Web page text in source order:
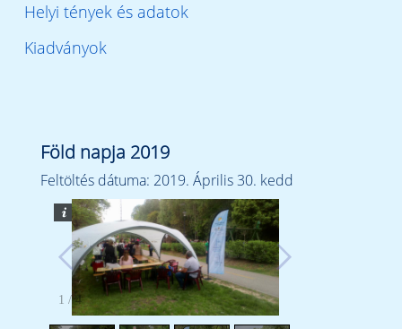
Helyi tények és adatok
Kiadványok
Föld napja 2019
Feltöltés dátuma: 2019. Április 30. kedd
1 /4